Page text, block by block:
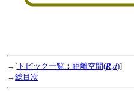
→[ トピック一覧：距離空間(R,d)]
→総目次